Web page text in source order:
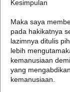
Kesimpulan
Maka saya
pada hakikatnya
lazimnya ditulis
lebih
kemanusiaan
yang
kemanusiaan.